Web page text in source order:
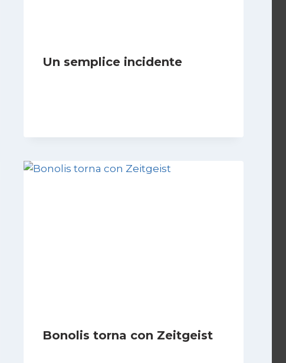
Un semplice incidente
Bonolis torna con Zeitgeist